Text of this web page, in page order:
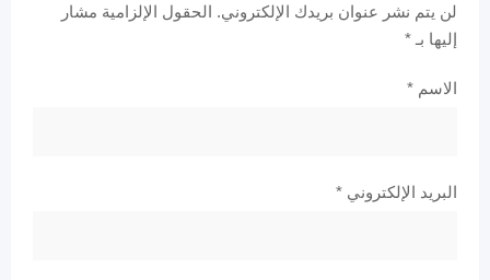
لن يتم نشر عنوان بريدك الإلكتروني. الحقول الإلزامية مشار
إليها بـ *
الاسم *
البريد الإلكتروني *